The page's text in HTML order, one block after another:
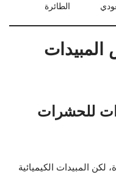
الطائرة
للحشرات
المبيدات الكيميائية